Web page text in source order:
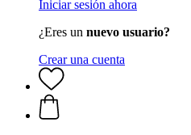
Iniciar sesión ahora
¿Eres un nuevo usuario?
Crear una cuenta